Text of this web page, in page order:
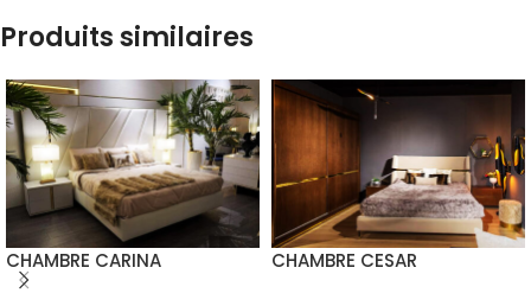
Produits similaires
CHAMBRE CARINA CHAMBRE CESAR